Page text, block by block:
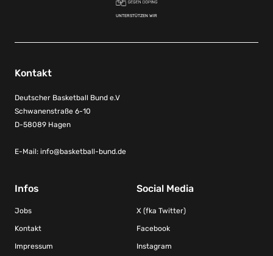
UNTERSTÜTZEN WIR
Kontakt
Deutscher Basketball Bund e.V
Schwanenstraße 6-10
D-58089 Hagen
E-Mail: info@basketball-bund.de
Infos
Jobs
Kontakt
Impressum
Social Media
X (fka Twitter)
Facebook
Instagram